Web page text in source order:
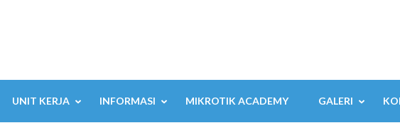
UNIT KERJA INFORMASI MIKROTIK ACADEMY GALERI